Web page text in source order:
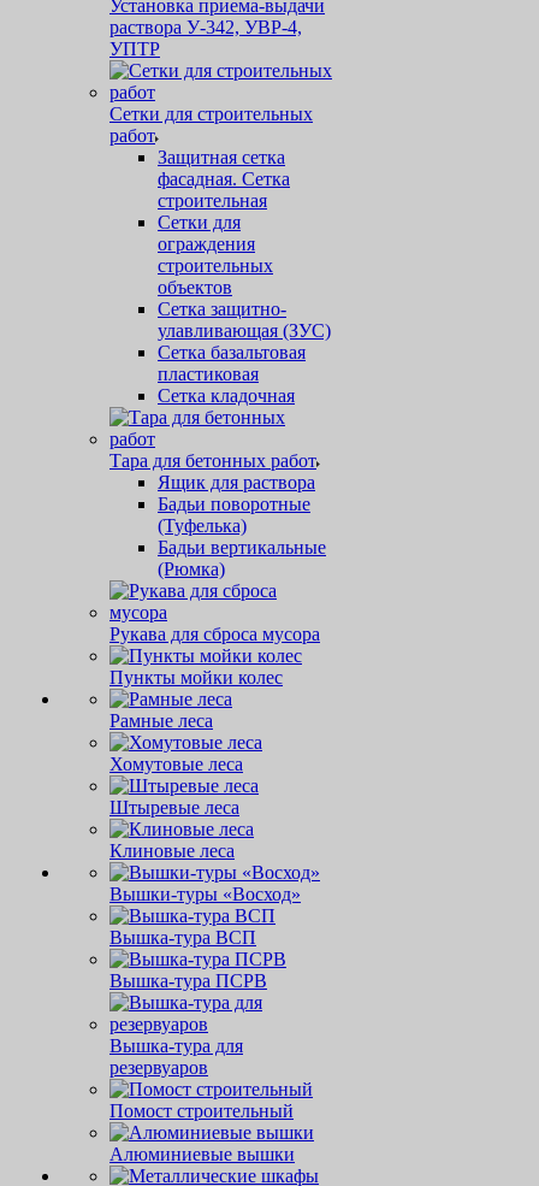
Установка приема-выдачи
раствора У-342, УВР-4,
УПТР
Сетки для строительных
работ
Защитная cетка
фасадная. Сетка
строительная
Сетки для
ограждения
строительных
объектов
Сетка защитно-
улавливающая (ЗУС)
Сетка базальтовая
пластиковая
Сетка кладочная
Тара для бетонных работ
Ящик для раствора
Бадьи поворотные
(Туфелька)
Бадьи вертикальные
(Рюмка)
Рукава для сброса мусора
Пункты мойки колес
Рамные леса
Хомутовые леса
Штыревые леса
Клиновые леса
Вышки-туры «Восход»
Вышка-тура ВСП
Вышка-тура ПСРВ
Вышка-тура для
резервуаров
Помост строительный
Алюминиевые вышки